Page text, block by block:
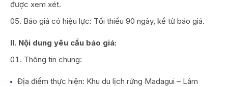
được xem xét.
Báo giá có hiệu lực: Tối thiểu 90 ngày, kể từ báo giá.
II. Nội dung yêu cầu báo giá:
Thông tin chung:
Địa điểm thực hiện: Khu du lịch rừng Madagui – Lâm